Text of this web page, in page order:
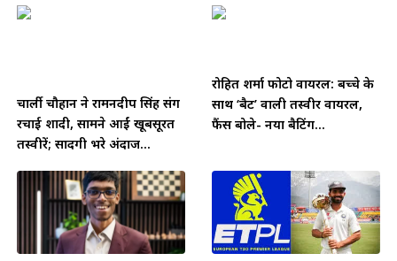
चार्ली चौहान ने रामनदीप सिंह संग
रचाई शादी, सामने आईं खूबसूरत
तस्वीरें; सादगी भरे अंदाज...
रोहित शर्मा फोटो वायरल: बच्चे के
साथ ‘बैट’ वाली तस्वीर वायरल,
फैंस बोले- नया बैटिंग...